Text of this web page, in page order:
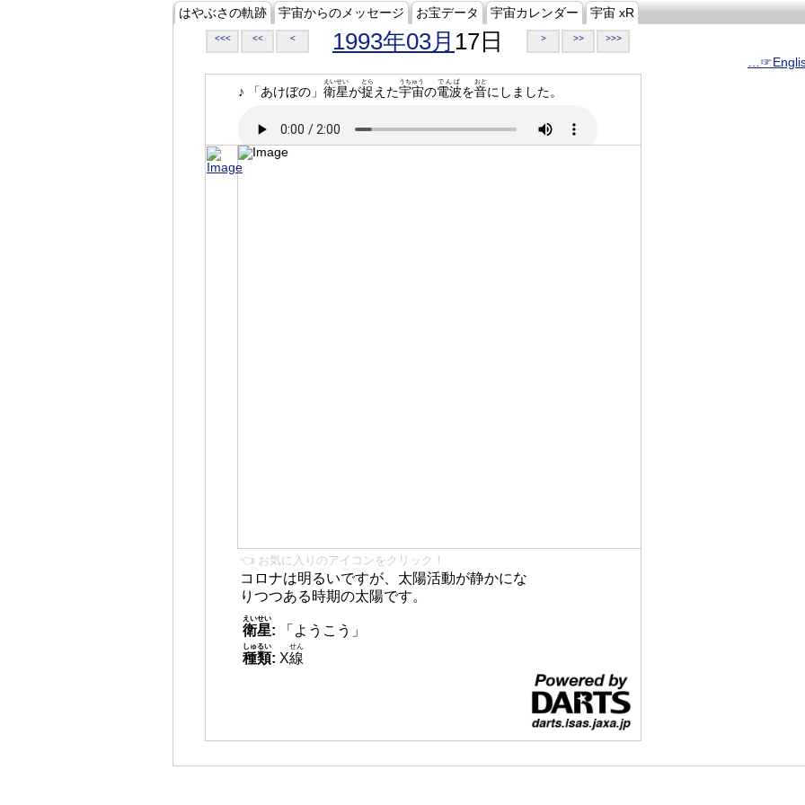
はやぶさの軌跡 宇宙からのメッセージ お宝データ 宇宙カレンダー 宇宙 xR
<<< << < 1993年03月 17日 > >> >>>
♪ 「あけぼの」 衛星
えいせい
が捉
とら
えた宇宙
うちゅう
の電波
でんぱ
を音
おと
にしました。
👈 お気に入りのアイコンをクリック！
コロナは明るいですが、太陽活動が静かにな
りつつある時期の太陽です。
衛星
えいせい
:
「ようこう」
種類
しゅるい
: X線
せん